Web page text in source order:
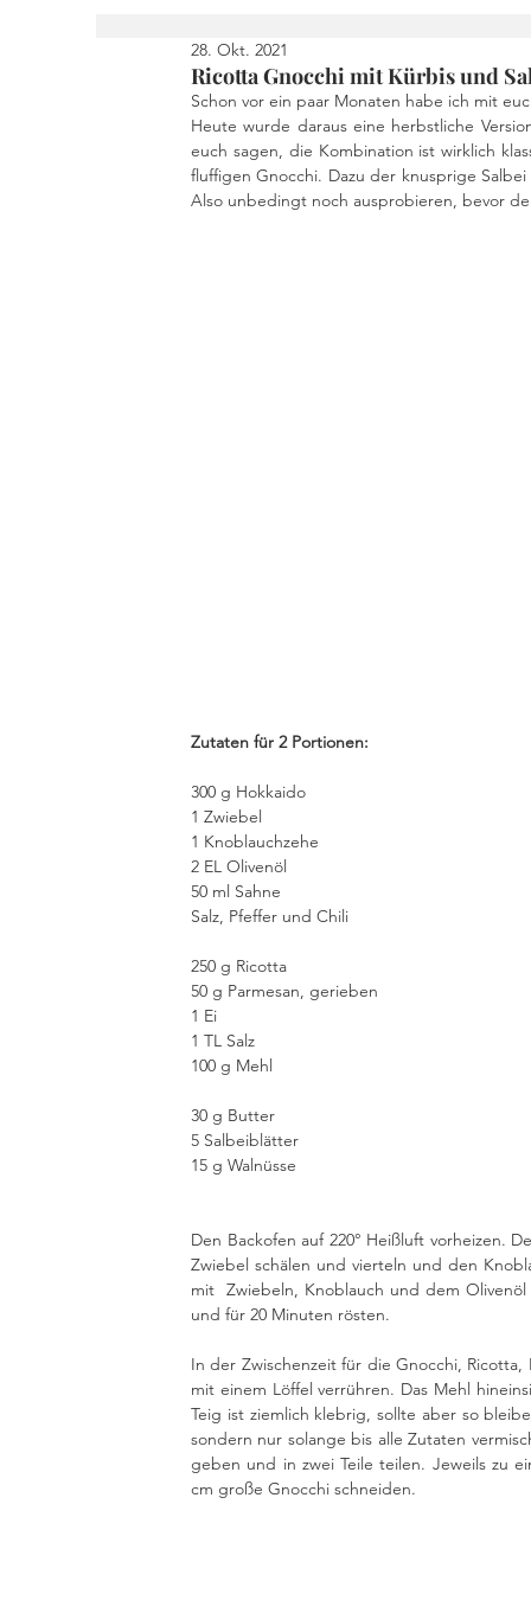
Kuchen und Desserts
Drinks Fingerfood Geschenke aus der
Ricotta Gnocchi mit Kürbis und
28. Okt. 2021
Schon vor ein paar Monaten habe ich mit
Heute wurde daraus eine herbstliche
euch sagen, die Kombination ist wirklich
fluffigen Gnocchi. Dazu der knusprige
Also unbedingt noch ausprobieren, bevor
Zutaten für 2 Portionen:
300 g Hokkaido
1 Zwiebel
1 Knoblauchzehe
2 EL Olivenöl
50 ml Sahne
Salz, Pfeffer und Chili
250 g Ricotta
50 g Parmesan, gerieben
1 Ei
1 TL Salz
100 g Mehl
30 g Butter
5 Salbeiblätter
15 g Walnüsse
Den Backofen auf 220° Heißluft vorheizen.
Zwiebel schälen und vierteln und den
mit  Zwiebeln, Knoblauch und dem
und für 20 Minuten rösten.
In der Zwischenzeit für die Gnocchi,
mit einem Löffel verrühren. Das Mehl
Teig ist ziemlich klebrig, sollte aber so
sondern nur solange bis alle Zutaten
geben und in zwei Teile teilen. Jeweils zu
cm große Gnocchi schneiden.